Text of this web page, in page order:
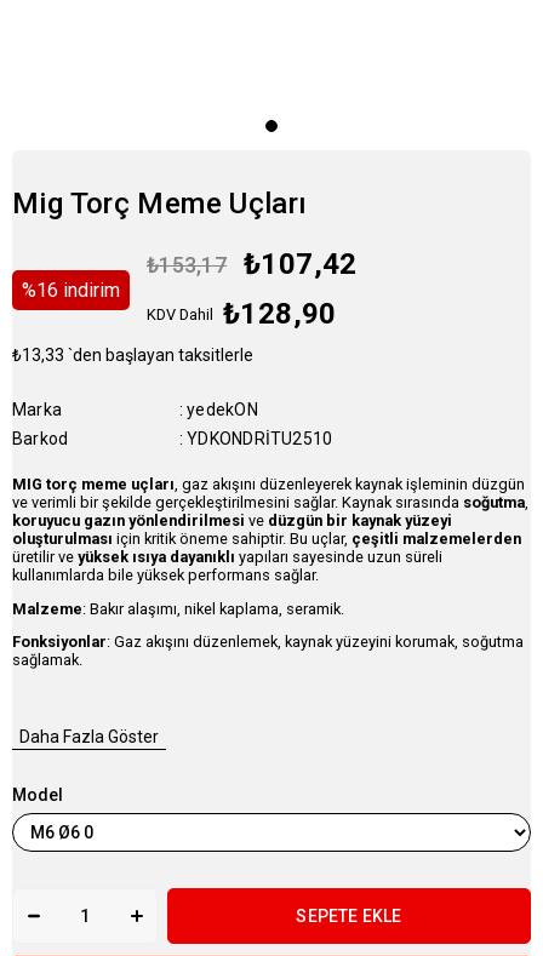
Mig Torç Meme Uçları
%16 i̇ndirim
₺153,17 ₺107,42
KDV Dahil ₺128,90
₺13,33 `den başlayan taksitlerle
Marka : yedekON
Barkod
: YDKONDRİTU2510
MIG torç meme uçları , gaz akışını düzenleyerek kaynak işleminin düzgün
ve verimli bir şekilde gerçekleştirilmesini sağlar. Kaynak sırasında soğutma
koruyucu gazın yönlendirilmesi ve düzgün bir kaynak yüzeyi
oluşturulması için kritik öneme sahiptir. Bu uçlar, çeşitli malzemelerden
üretilir ve yüksek ısıya dayanıklı yapıları sayesinde uzun süreli
kullanımlarda bile yüksek performans sağlar.
Malzeme: Bakır alaşımı, nikel kaplama, seramik.
Fonksiyonlar: Gaz akışını düzenlemek, kaynak yüzeyini korumak, soğutma
sağlamak.
Daha Fazla Göster
Model